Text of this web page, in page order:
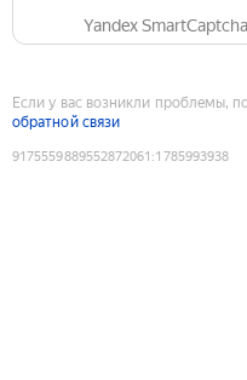
Yandex SmartCaptcha
Если у вас возникли проблемы,
обратной связи
9175559889552872061 :1785993938